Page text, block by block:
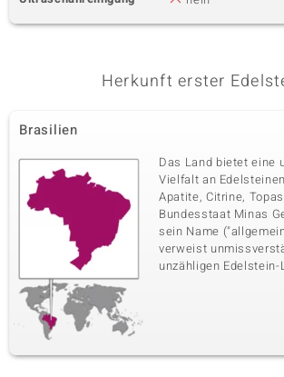
Herkunft erster
Brasilien
Das Land bietet eine
Vielfalt an
Apatite, Citrine,
Bundesstaat Minas
sein Name
verweist
unzähligen